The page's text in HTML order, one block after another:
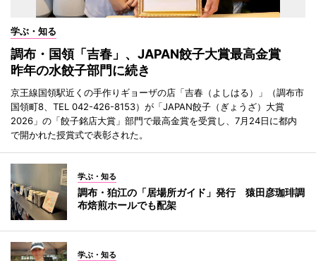
学ぶ・知る
調布・国領「吉春」、JAPAN餃子大賞最高金賞
昨年の水餃子部門に続き
京王線国領駅近くの手作りギョーザの店「吉春（よしはる）」（調布市
国領町8、TEL 042-426-8153）が「JAPAN餃子（ぎょうざ）大賞
2026」の「餃子銘店大賞」部門で最高金賞を受賞し、7月24日に都内
で開かれた授賞式で表彰された。
学ぶ・知る
調布・狛江の「居場所ガイド」発行 猿田彦珈琲調
布焙煎ホールでも配架
学ぶ・知る